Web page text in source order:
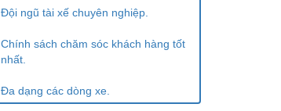
Đội ngũ tài xế chuyên nghiệp.
Chính sách chăm sóc khách hàng tốt
nhất.
Đa dạng các dòng xe.